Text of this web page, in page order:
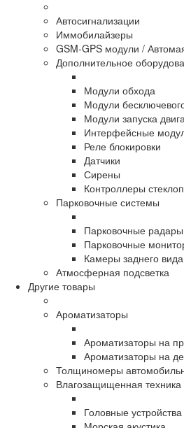
Автосигнализации
Иммобилайзеры
GSM-GPS модули /
Дополнительное
Модули обхода
Модули
Модули запуска
Интерфейсные
Реле блокировки
Датчики
Сирены
Контроллеры
Парковочные системы
Парковочные радары
Парковочные
Камеры заднего вида
Атмосферная подсветка
Другие товары
Ароматизаторы
Ароматизаторы на
Ароматизаторы на
Толщиномеры
Влагозащищенная техника
Головные устройства